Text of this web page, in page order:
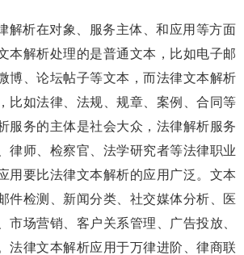
解析在对象、服务主体、和应用等方面
本解析处理的是普通文本，比如电子邮
博、论坛帖子等文本，而法律文本解析
比如法律、法规、规章、案例、合同等
服务的主体是社会大众，法律解析服务
律师、检察官、法学研究者等法律职业
用要比法律文本解析的应用广泛。文本
件检测、新闻分类、社交媒体分析、医
市场营销、客户关系管理、广告投放、
法律文本解析应用于万律进阶、律商联